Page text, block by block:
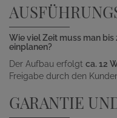
Wie viel Zeit muss man
einplanen?
Der Aufbau erfolgt ca. 12
Freigabe durch den
GARANTIE